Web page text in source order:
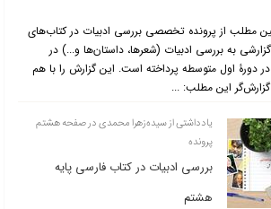
مطلب از پرونده تخصصی بررسی ادبیات در کتاب‌‌های
به بررسی ادبیات (شعرها، داستان‌ها و...) در
دورۀ اول متوسطه پرداخته است. این گزارش را با هم
این مطلب: ...
یادداشتی از سیده‌زهرا محمدی در صفحه هشتم
پرونده
بررسی ادبیات در کتاب فارسی پایه
هشتم